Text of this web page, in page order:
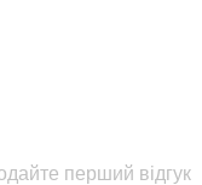
перший відгук